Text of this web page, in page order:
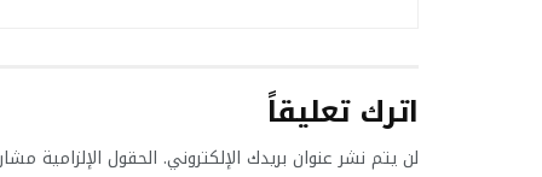
اترك تعليقاً
لن يتم نشر عنوان بريدك الإلكتروني. الحقول الإلزامية